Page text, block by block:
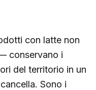
con latte non
conservano i
del territorio in un
Sono i